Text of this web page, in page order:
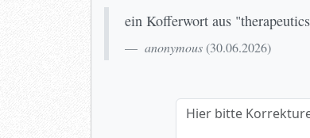
ein Kofferwort aus
anonymous (30.06.2026)
Hier bitte Korrekturen,